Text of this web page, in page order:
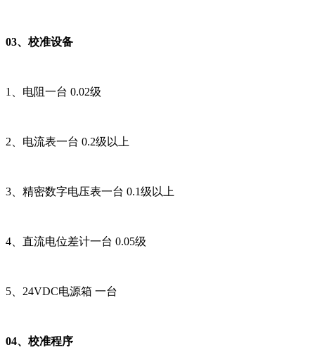
03、校准设备
1、电阻一台 0.02级
2、电流表一台 0.2级以上
3、精密数字电压表一台 0.1级以上
4、直流电位差计一台 0.05级
5、24VDC电源箱 一台
04、校准程序